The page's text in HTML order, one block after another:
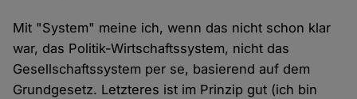
Mit "System" meine ich, wenn das nicht schon klar
war, das Politik-Wirtschaftssystem, nicht das
Gesellschaftssystem per se, basierend auf dem
Grundgesetz. Letzteres ist im Prinzip gut (ich bin